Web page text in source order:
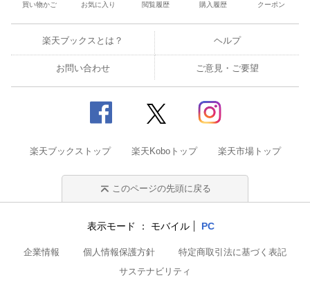
買い物かご お気に入り 閲覧履歴 購入履歴 クーポン
楽天ブックスとは？ ヘルプ
お問い合わせ ご意見・ご要望
楽天ブックストップ 楽天Koboトップ 楽天市場トップ
このページの先頭に戻る
表示モード モバイル PC
企業情報 個人情報保護方針
特定商取引法に基づく表記
サステナビリティ